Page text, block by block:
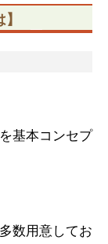
基本コンセプ
数用意してお